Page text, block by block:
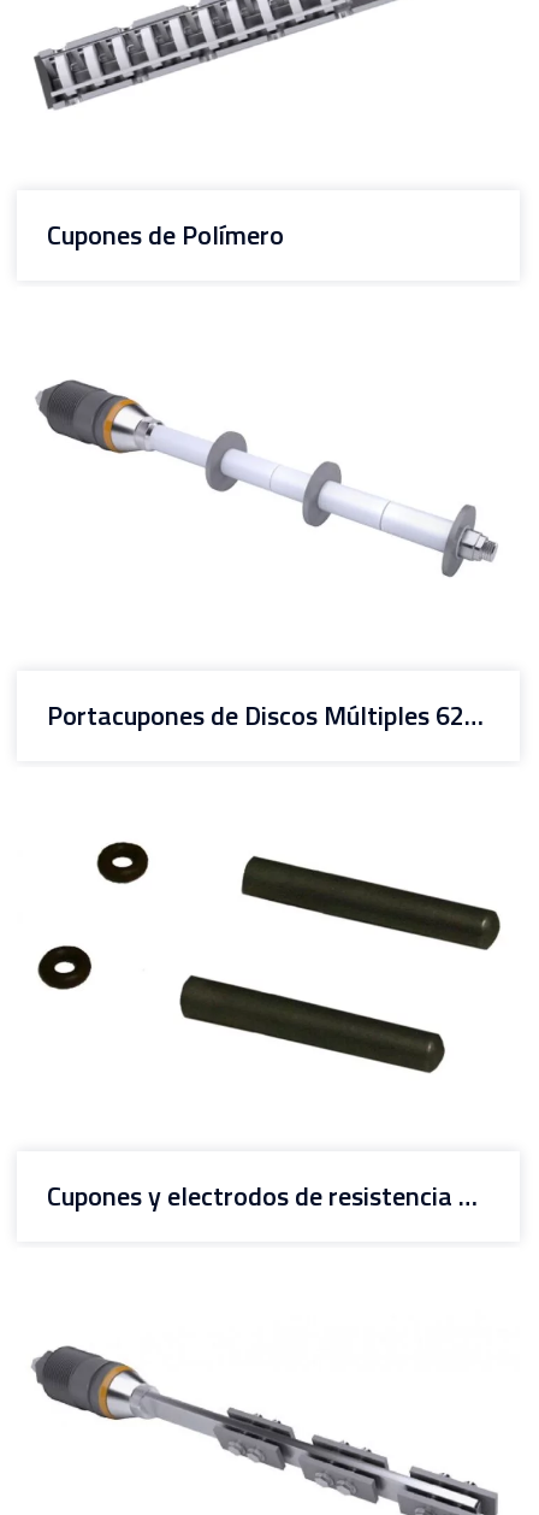
Cupones de Polímero
Portacupones de Discos Múltiples 6203
Cupones y electrodos de resistencia a la polarización lineal (LPR)